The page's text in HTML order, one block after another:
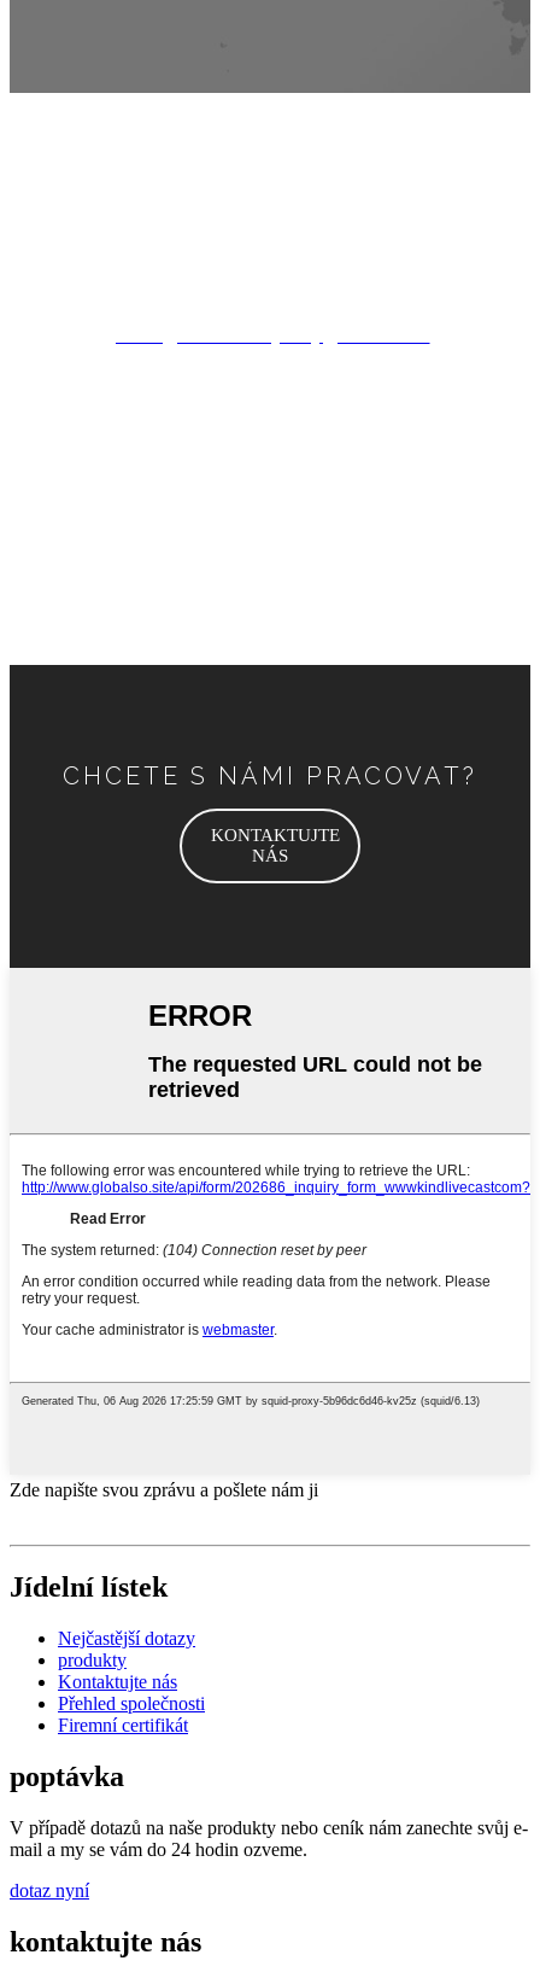
CHCETE S NÁMI PRACOVAT?
KONTAKTUJTE
NÁS
Zde napište svou zprávu a pošlete nám ji
Jídelní lístek
Nejčastější dotazy
produkty
Kontaktujte nás
Přehled společnosti
Firemní certifikát
poptávka
V případě dotazů na naše produkty nebo ceník nám zanechte svůj e-
mail a my se vám do 24 hodin ozveme.
dotaz nyní
kontaktujte nás